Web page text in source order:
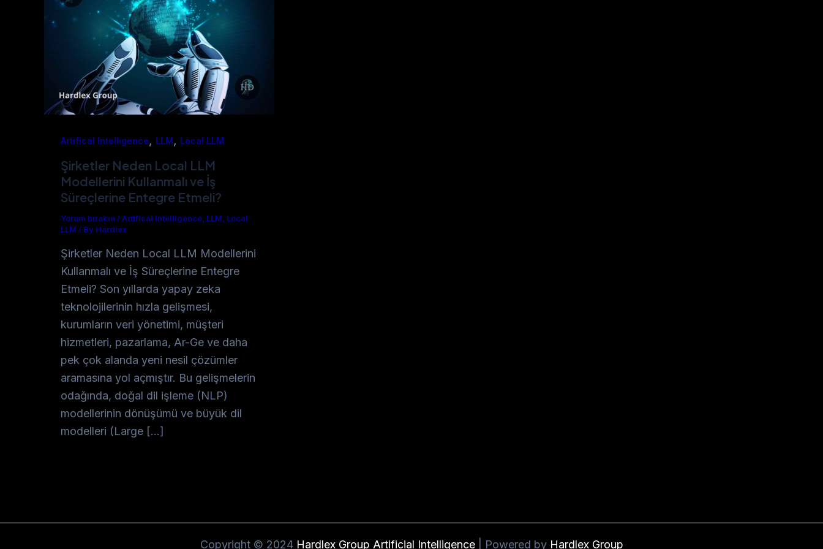
Artifical Intelligence LLM Local LLM
Şirketler Neden Local LLM
Modellerini Kullanmalı ve İş
Süreçlerine Entegre Etmeli?
Yorum bırakın /Artifical Intelligence LLM Local
LLM / By Hardlex
Şirketler Neden Local LLM Modellerini
Kullanmalı ve İş Süreçlerine Entegre
Etmeli? Son yıllarda yapay zeka
teknolojilerinin hızla gelişmesi,
kurumların veri yönetimi, müşteri
hizmetleri, pazarlama, Ar-Ge ve daha
pek çok alanda yeni nesil çözümler
aramasına yol açmıştır. Bu gelişmelerin
odağında, doğal dil işleme (NLP)
modellerinin dönüşümü ve büyük dil
modelleri (Large […]
Copyright © 2024 Hardlex Group Artificial Intelligence| Powered by Hardlex Group